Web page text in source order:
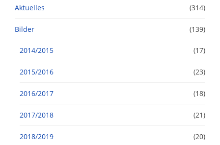
Aktuelles (314)
Bilder (139)
2014/2015 (17)
2015/2016 (23)
2016/2017 (18)
2017/2018 (21)
2018/2019 (20)